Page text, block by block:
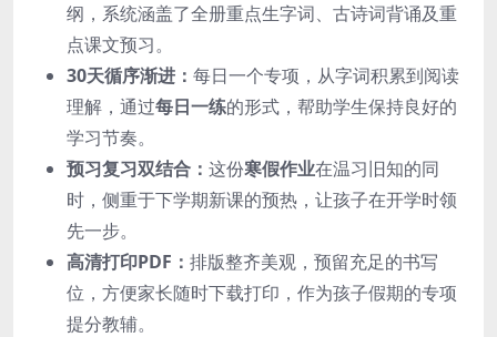
纲，系统涵盖了全册重点生字词、古诗词背诵及重
点课文预习。
30天循序渐进： 每日一个专项，从字词积累到阅读
理解，通过每日一练的形式，帮助学生保持良好的
学习节奏。
预习复习双结合： 这份寒假作业在温习旧知的同
时，侧重于下学期新课的预热，让孩子在开学时领
先一步。
高清打印PDF： 排版整齐美观，预留充足的书写
位，方便家长随时下载打印，作为孩子假期的专项
提分教辅。